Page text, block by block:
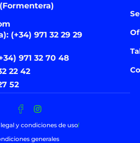
(+34) 971 32 29 29
971 32 70 48
22 42
52
y condiciones de uso
generales